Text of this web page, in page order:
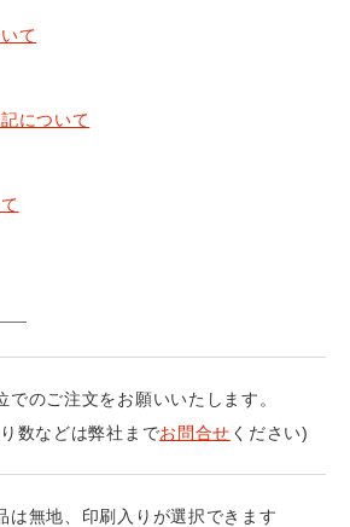
て
について
でのご注文をお願いいたします。
数などは弊社までお問合せ ください)
は無地、印刷入りが選択できます